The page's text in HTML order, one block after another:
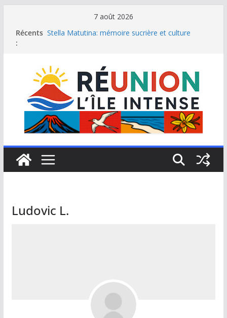
contenu
7 août 2026
Récents
:
Stella Matutina: mémoire sucrière et culture
Une journée de détente à l’Hôtel Iloha à Saint Leu
Le samoussa de La Réunion, emblème de l’île
intense
Le Musée du sel de Saint Leu: site culturel à
découvrir
Ludovic L.